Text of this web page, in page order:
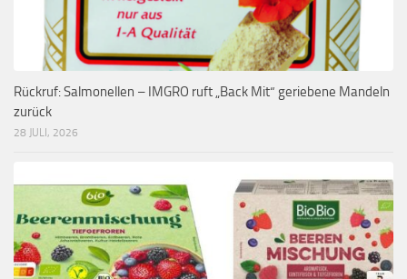
Rückruf: Salmonellen – IMGRO ruft „Back Mit“ geriebene Mandeln
zurück
28 JULI, 2026